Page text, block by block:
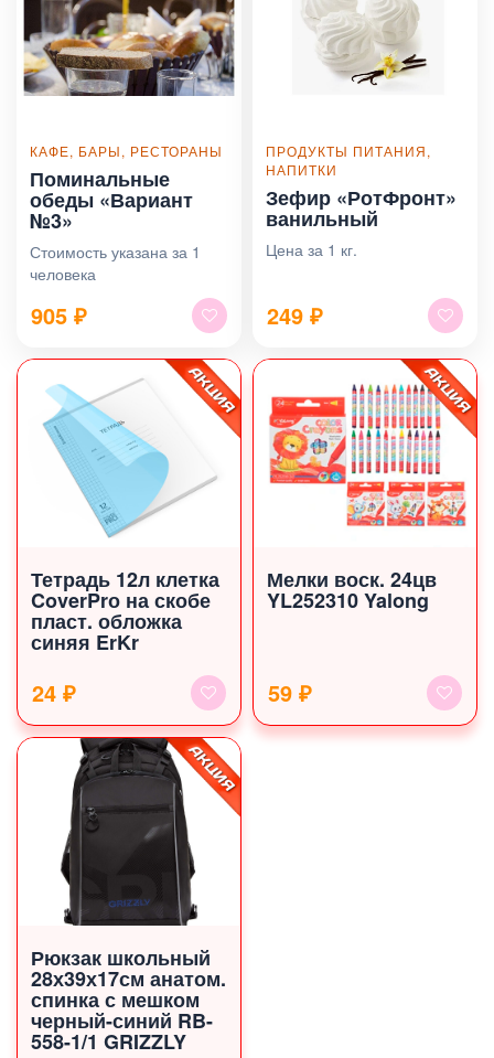
КАФЕ, БАРЫ, РЕСТОРАНЫ
Поминальные
обеды «Вариант
№3»
Стоимость указана за 1
человека
905 ₽
ПРОДУКТЫ ПИТАНИЯ,
НАПИТКИ
Зефир «РотФронт»
ванильный
Цена за 1 кг.
249 ₽
Тетрадь 12л клетка
CoverPrо на скобе
пласт. обложка
синяя ErKr
24 ₽
Мелки воск. 24цв
YL252310 Yalong
59 ₽
Рюкзак школьный
28х39х17см анатом.
спинка с мешком
черный-синий RB-
558-1/1 GRIZZLY